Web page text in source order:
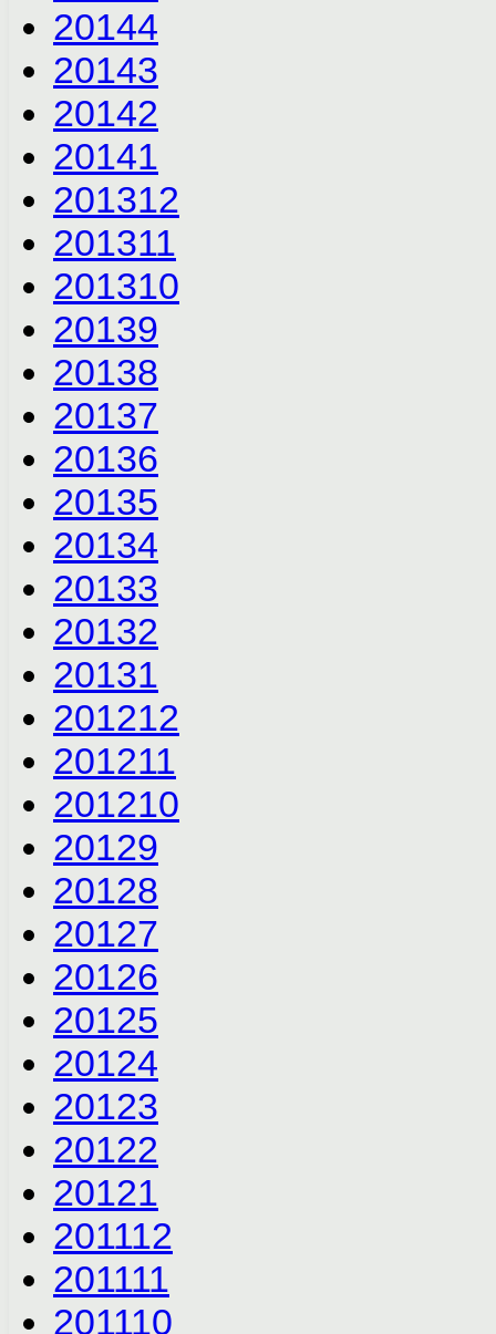
20144
20143
20142
20141
201312
201311
201310
20139
20138
20137
20136
20135
20134
20133
20132
20131
201212
201211
201210
20129
20128
20127
20126
20125
20124
20123
20122
20121
201112
201111
201110